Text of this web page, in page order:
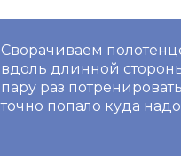
Сворачиваем
вдоль длинной
пару раз
точно попало куда